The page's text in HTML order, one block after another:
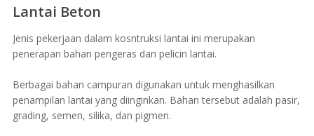
Lantai Beton
Jenis pekerjaan dalam kosntruksi lantai ini merupakan
penerapan bahan pengeras dan pelicin lantai.
Berbagai bahan campuran digunakan untuk menghasilkan
penampilan lantai yang diinginkan. Bahan tersebut adalah pasir,
grading, semen, silika, dan pigmen.